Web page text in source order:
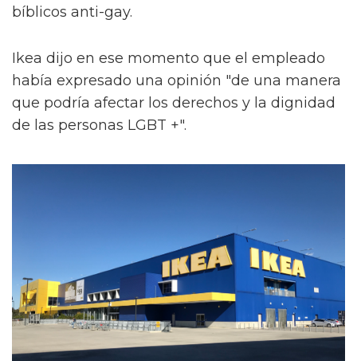
bíblicos anti-gay.
Ikea dijo en ese momento que el empleado
había expresado una opinión "de una manera
que podría afectar los derechos y la dignidad
de las personas LGBT +".